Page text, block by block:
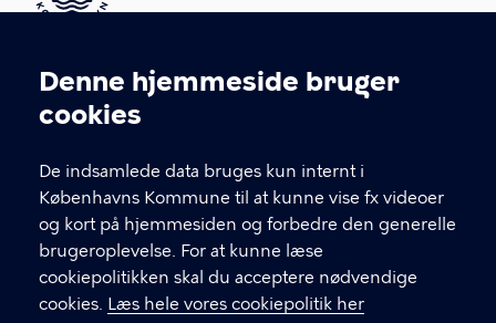
Cookieindstillinger
Denne hjemmeside bruger
cookies
De indsamlede data bruges kun internt i
Københavns Kommune til at kunne vise fx videoer
og kort på hjemmesiden og forbedre den generelle
brugeroplevelse. For at kunne læse
cookiepolitikken skal du acceptere nødvendige
cookies. Læs hele vores cookiepolitik her
Kontakt Københavns Kommune
T
fFind andre kontakter her
CVR-nummer64942212
GENVEJE